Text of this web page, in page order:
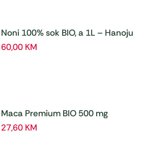
Noni 100% sok BIO, a 1L – Hanoju
60,00 KM
Maca Premium BIO 500 mg
tablete, a180 tbl – Hanoju
27,60 KM